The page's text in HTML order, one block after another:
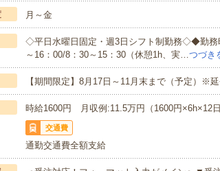
月～金
◇平日水曜日固定・週3日シフト制勤務◇◆勤
～16：00/8：30～15：30（休憩1h、実…つづき
【期間限定】8月17日～11月末まで（予定）※
時給1600円 月収例:11.5万円（1600円×6h×12
交通費
通勤交通費全額支給